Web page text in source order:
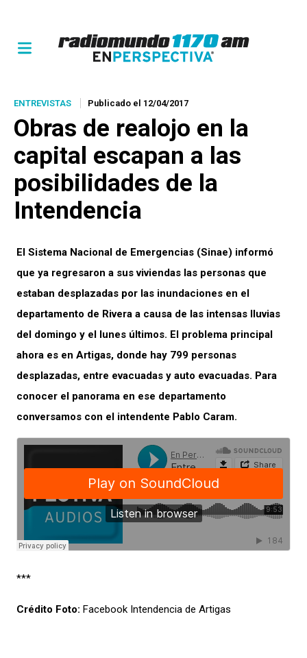
ENTREVISTAS Publicado el 12/04/2017
Obras de realojo en la
capital escapan a las
posibilidades de la
Intendencia
El Sistema Nacional de Emergencias (Sinae) informó
que ya regresaron a sus viviendas las personas que
estaban desplazadas por las inundaciones en el
departamento de Rivera a causa de las intensas lluvias
del domingo y el lunes últimos. El problema principal
ahora es en Artigas, donde hay 799 personas
desplazadas, entre evacuadas y auto evacuadas. Para
conocer el panorama en ese departamento
conversamos con el intendente Pablo Caram.
***
Crédito Foto: Facebook Intendencia de Artigas